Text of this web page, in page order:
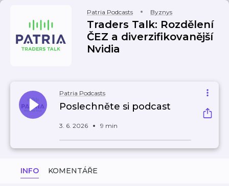
Patria Podcasts Byznys
Traders Talk: Rozdělení
ČEZ a diverzifikovanější
Nvidia
Patria Podcasts
Poslechněte si podcast
3. 6. 2026 9 min
INFO KOMENTÁŘE